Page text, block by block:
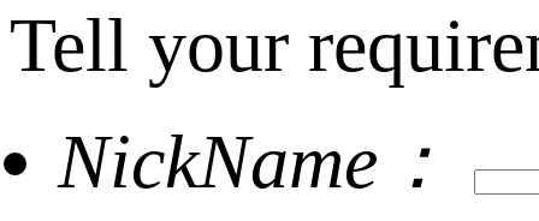
Tell your
NickName：